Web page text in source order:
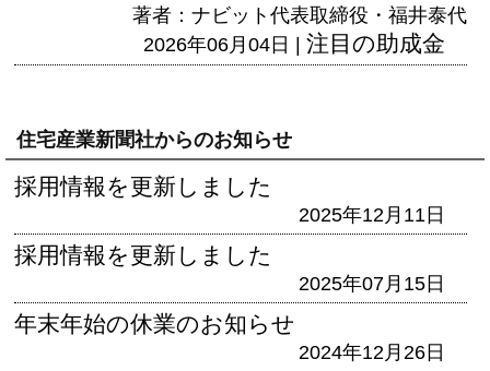
著者：ナビット代表取締役・福井泰代
2026年06月04日 | 注目の助成金
住宅産業新聞社からのお知らせ
採用情報を更新しました
2025年12月11日
採用情報を更新しました
2025年07月15日
年末年始の休業のお知らせ
2024年12月26日